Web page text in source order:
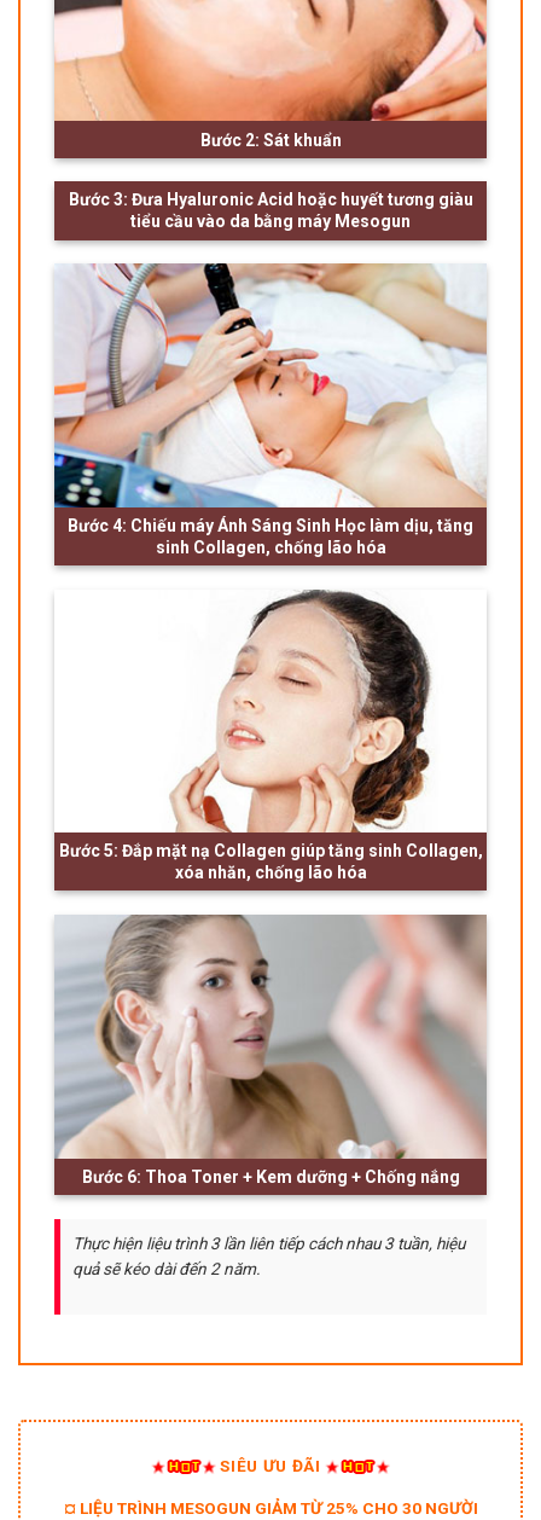
Bước 2: Sát khuẩn
Bước 3: Đưa Hyaluronic Acid hoặc huyết tương giàu
tiểu cầu vào da bằng máy Mesogun
Bước 4: Chiếu máy Ánh Sáng Sinh Học làm dịu, tăng
sinh Collagen, chống lão hóa
Bước 5: Đắp mặt nạ Collagen giúp tăng sinh Collagen,
xóa nhăn, chống lão hóa
Bước 6: Thoa Toner + Kem dưỡng + Chống nắng
Thực hiện liệu trình 3 lần liên tiếp cách nhau 3 tuần, hiệu
quả sẽ kéo dài đến 2 năm.
SIÊU ƯU ĐÃI
¤ LIỆU TRÌNH MESOGUN GIẢM TỪ 25% CHO 30 NGƯỜI